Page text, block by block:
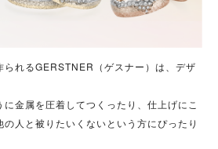
られるGERSTNER（ゲスナー）は、デザ
金属を圧着してつくったり、仕上げにこ
人と被りたいくないという方にぴったり